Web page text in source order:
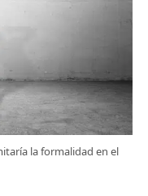
la formalidad en el